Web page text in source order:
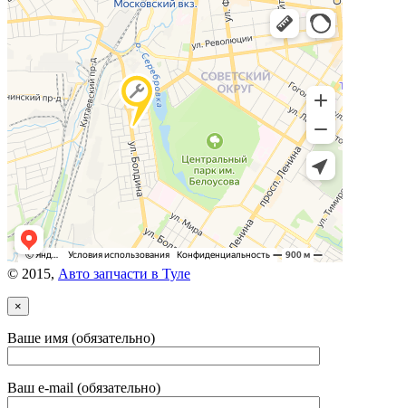
© 2015, Авто запчасти в Туле
×
Ваше имя (обязательно)
Ваш e-mail (обязательно)